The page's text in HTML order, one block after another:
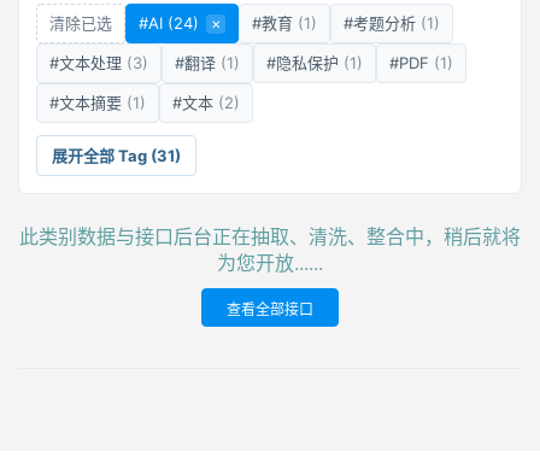
清除已选 #AI (24) × #教育 (1) #考题分析 (1)
#文本处理 (3) #翻译 (1) #隐私保护 (1) #PDF (1)
#文本摘要 (1) #文本 (2)
展开全部 Tag (31)
此类别数据与接口后台正在抽取、清洗、整合中，稍后就将
为您开放......
查看全部接口